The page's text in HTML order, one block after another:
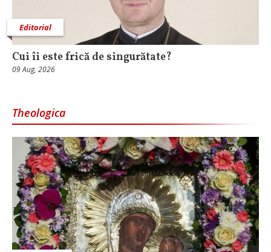
Editorial
Cui îi este frică de singurătate?
09 Aug, 2026
Theologica